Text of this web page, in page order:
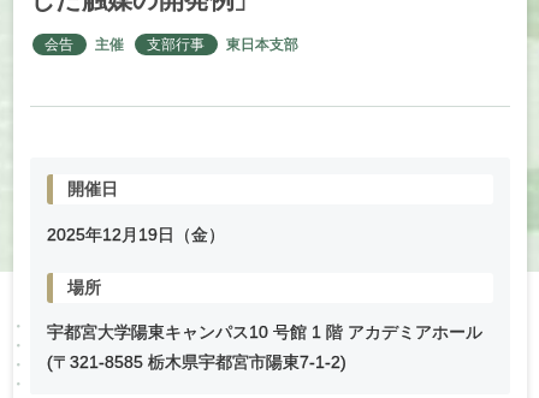
会告 主催 支部行事 東日本支部
開催日
2025年12 月 19日（金）
場所
宇都宮大学陽東キャンパス10 号館 1 階 アカデミアホール
(〒321-8585 栃木県宇都宮市陽東7-1-2)